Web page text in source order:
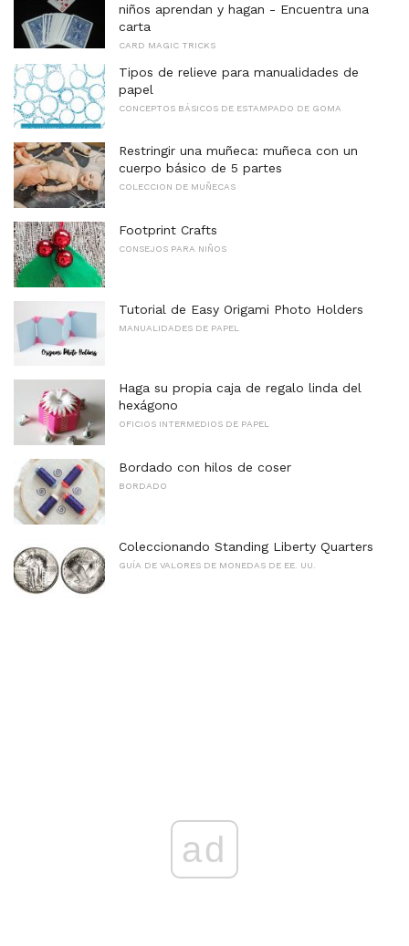
niños aprendan y hagan - Encuentra una
carta
CARD MAGIC TRICKS
Tipos de relieve para manualidades de
papel
CONCEPTOS BÁSICOS DE ESTAMPADO DE GOMA
Restringir una muñeca: muñeca con un
cuerpo básico de 5 partes
COLECCION DE MUÑECAS
Footprint Crafts
CONSEJOS PARA NIÑOS
Tutorial de Easy Origami Photo Holders
MANUALIDADES DE PAPEL
Haga su propia caja de regalo linda del
hexágono
OFICIOS INTERMEDIOS DE PAPEL
Bordado con hilos de coser
BORDADO
Coleccionando Standing Liberty Quarters
GUÍA DE VALORES DE MONEDAS DE EE. UU.
ad